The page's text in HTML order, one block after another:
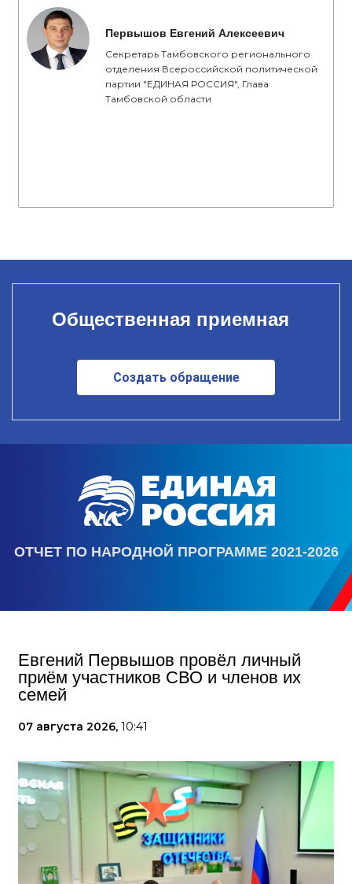
Первышов Евгений Алексеевич
Секретарь Тамбовского регионального
отделения Всероссийской политической
партии "ЕДИНАЯ РОССИЯ", Глава
Тамбовской области
Общественная приемная
Создать обращение
ОТЧЕТ ПО НАРОДНОЙ ПРОГРАММЕ 2021-2026
Евгений Первышов провёл личный
приём участников СВО и членов их
семей
07 августа 2026, 10:41